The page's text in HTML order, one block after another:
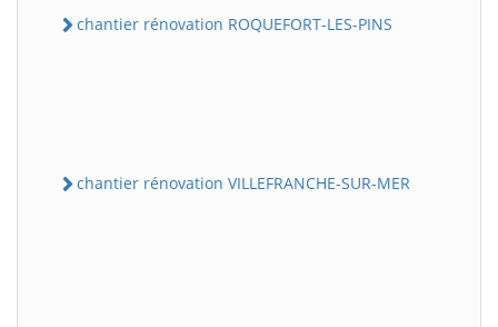
chantier rénovation ROQUEFORT-LES-PINS
chantier rénovation VILLEFRANCHE-SUR-MER